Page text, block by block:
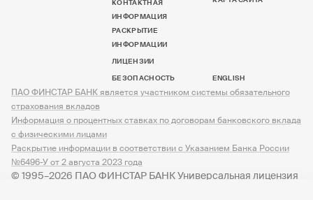
КОНТАКТНАЯ
ИНФОРМАЦИЯ
РАСКРЫТИЕ
ИНФОРМАЦИИ
ЛИЦЕНЗИИ
БЕЗОПАСНОСТЬ
ENGLISH
© 1995–2026 ПАО ФИНСТАР БАНК Универсальная лицензия
ПАО ФИНСТАР БАНК является участником системы обязательного
страхования вкладов
Информация о процентных ставках по договорам банковского вклада
с физическими лицами
Раскрытие информации в соответствии с Указанием Банка России
№6496-У от 2 августа 2023 года